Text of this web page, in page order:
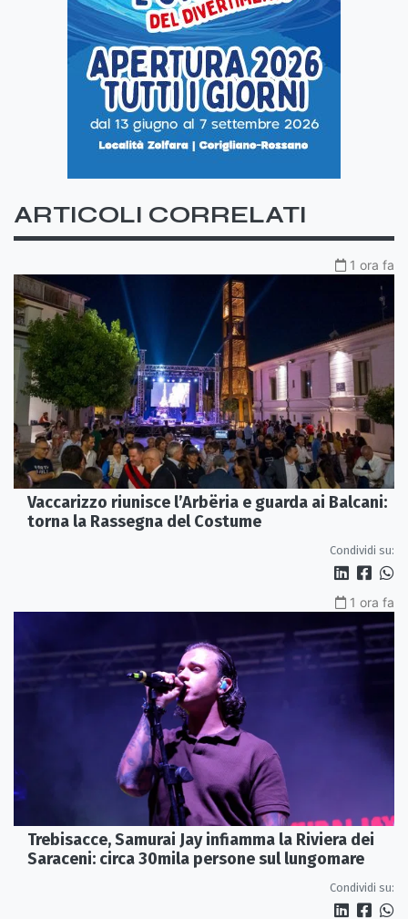
ARTICOLI CORRELATI
1 ora fa
Vaccarizzo riunisce l’Arbëria e guarda ai Balcani:
torna la Rassegna del Costume
Condividi su:
1 ora fa
Trebisacce, Samurai Jay infiamma la Riviera dei
Saraceni: circa 30mila persone sul lungomare
Condividi su: